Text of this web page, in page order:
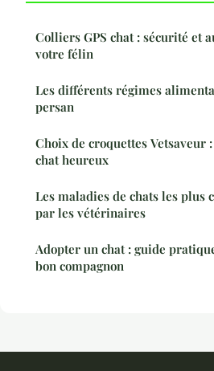
Colliers GPS chat : sécurité et
votre félin
Les différents régimes
persan
Choix de croquettes Vetsaveur
chat heureux
Les maladies de chats les plus
par les vétérinaires
Adopter un chat : guide
bon compagnon